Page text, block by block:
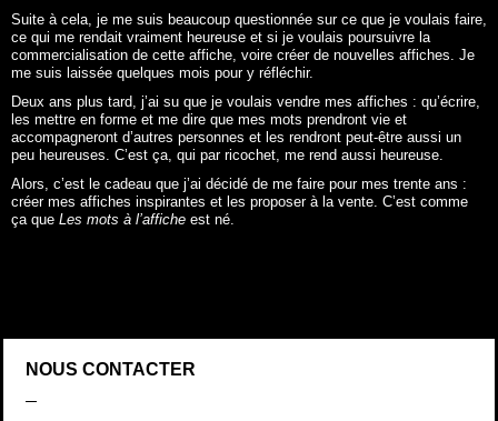
Suite à cela, je me suis beaucoup questionnée sur ce que je voulais faire,
ce qui me rendait vraiment heureuse et si je voulais poursuivre la
commercialisation de cette affiche, voire créer de nouvelles affiches. Je
me suis laissée quelques mois pour y réfléchir.
Deux ans plus tard, j’ai su que je voulais vendre mes affiches : qu’écrire,
les mettre en forme et me dire que mes mots prendront vie et
accompagneront d’autres personnes et les rendront peut-être aussi un
peu heureuses. C’est ça, qui par ricochet, me rend aussi heureuse.
Alors, c’est le cadeau que j’ai décidé de me faire pour mes trente ans :
créer mes affiches inspirantes et les proposer à la vente. C’est comme
ça que Les mots à l’affiche est né.
NOUS CONTACTER